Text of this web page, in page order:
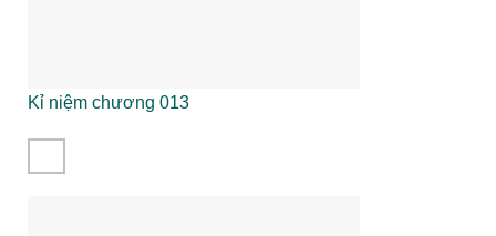
Kỉ niệm chương 013